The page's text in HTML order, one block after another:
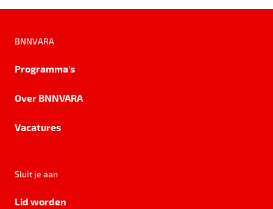
BNNVARA
Programma's
Over BNNVARA
Vacatures
Sluit je aan
Lid worden